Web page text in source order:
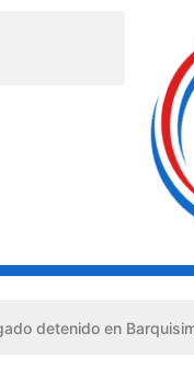
en Barquisimeto: